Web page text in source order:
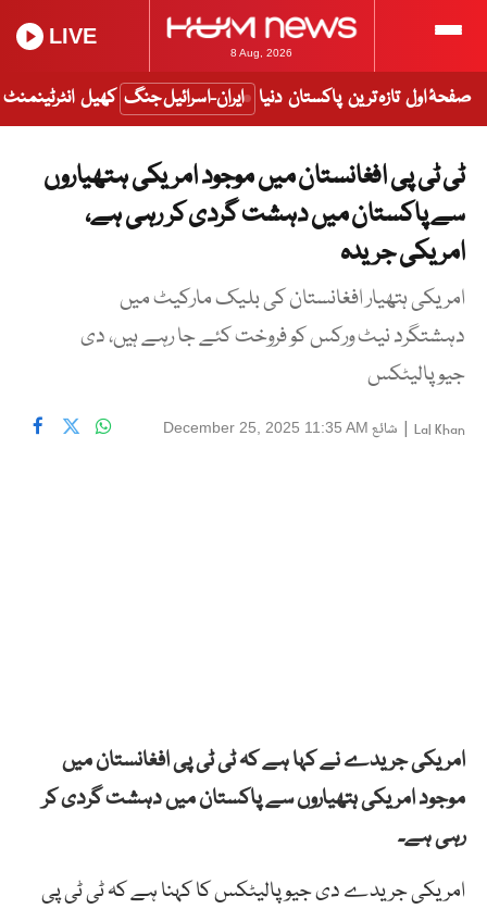
8 Aug, 2026
LIVE
صفحۂ اول تازہ ترین پاکستان دنیا ایران-اسرائیل جنگ کھیل انٹرٹینمنٹ
ٹی ٹی پی افغانستان میں موجود امریکی ہتھیاروں
سے پاکستان میں دہشت گردی کر رہی ہے،
امریکی جریدہ
امریکی ہتھیار افغانستان کی بلیک مارکیٹ میں
دہشتگرد نیٹ ورکس کو فروخت کئے جا رہے ہیں، دی
جیو پالیٹکس
Lal Khan
| شائع December 25, 2025 11:35 AM
امریکی جریدے نے کہا ہے کہ ٹی ٹی پی افغانستان میں
موجود امریکی ہتھیاروں سے پاکستان میں دہشت گردی کر
رہی ہے۔
امریکی جریدے دی جیو پالیٹکس کا کہنا ہے کہ ٹی ٹی پی